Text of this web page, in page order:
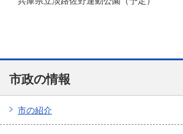
市政の情報
市の紹介